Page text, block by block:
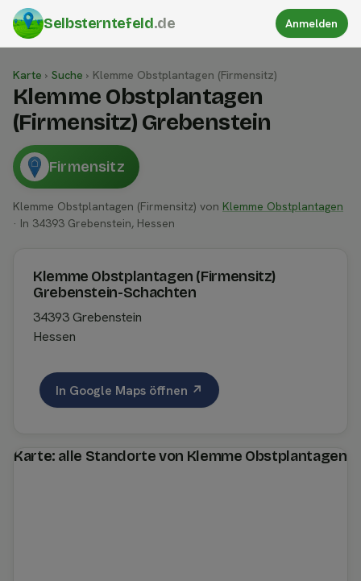
Selbsterntefeld.de Anmelden
Karte › Suche › Klemme Obstplantagen (Firmensitz)
Klemme Obstplantagen
(Firmensitz) Grebenstein
Firmensitz
Klemme Obstplantagen (Firmensitz) von Klemme Obstplantagen
· In 34393 Grebenstein, Hessen
Klemme Obstplantagen (Firmensitz)
Grebenstein-Schachten
34393 Grebenstein
Hessen
In Google Maps öffnen ↗
Karte: alle Standorte von Klemme Obstplantagen